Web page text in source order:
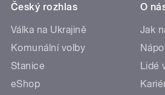
Český rozhlas
Válka na Ukrajině
Komunální volby
Stanice
eShop
O
Jak
Lidé